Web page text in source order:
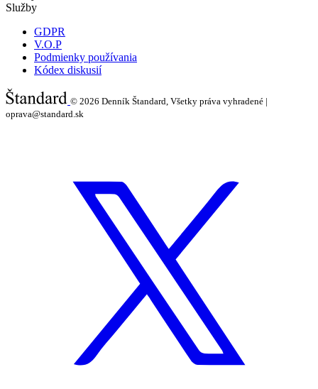
Služby
GDPR
V.O.P
Podmienky používania
Kódex diskusií
© 2026 Denník Štandard, Všetky práva vyhradené |
oprava@standard.sk